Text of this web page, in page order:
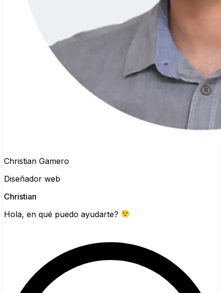
Christian Gamero
Diseñador web
Christian
Hola, en qué puedo ayudarte?